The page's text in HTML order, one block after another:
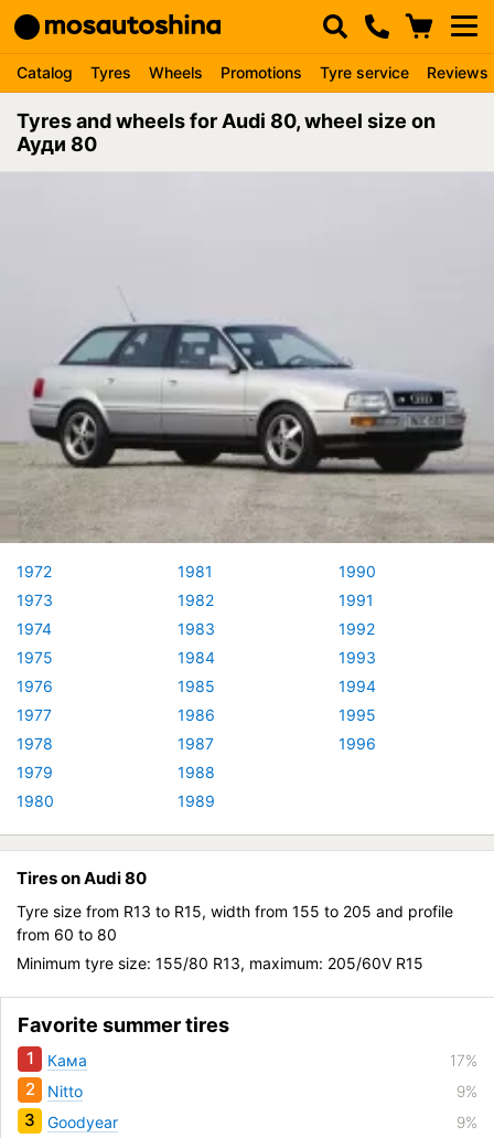
Catalog Tyres Wheels Promotions Tyre service Reviews
Tyres and wheels for Audi 80, wheel size on
Ауди 80
1972
1973
1974
1975
1976
1977
1978
1979
1980
1981
1982
1983
1984
1985
1986
1987
1988
1989
1990
1991
1992
1993
1994
1995
1996
Tires on Audi 80
Tyre size from R13 to R15, width from 155 to 205 and profile
from 60 to 80
Minimum tyre size: 155/80 R13, maximum: 205/60V R15
Favorite summer tires
1 Кама 17%
2 Nitto 9%
3 Goodyear 9%